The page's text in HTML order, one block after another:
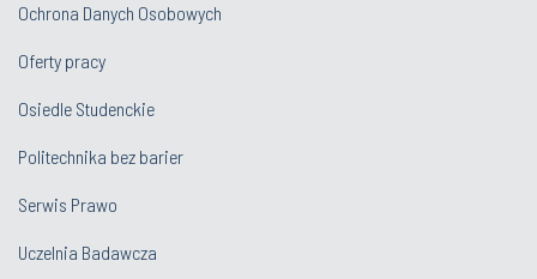
Ochrona Danych Osobowych
Oferty pracy
Osiedle Studenckie
Politechnika bez barier
Serwis Prawo
Uczelnia Badawcza